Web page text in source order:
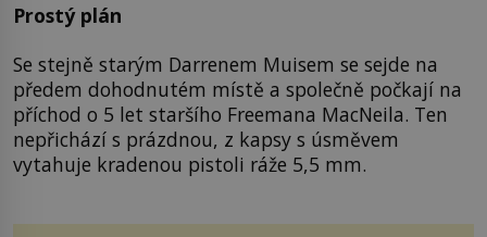
Prostý plán
Se stejně starým Darrenem Muisem se sejde na
předem dohodnutém místě a společně počkají na
příchod o 5 let staršího Freemana MacNeila. Ten
nepřichází s prázdnou, z kapsy s úsměvem
vytahuje kradenou pistoli ráže 5,5 mm.